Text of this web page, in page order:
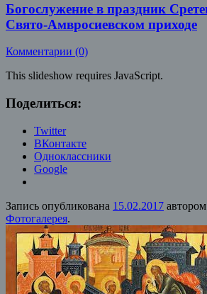
Богослужение в праздник
Свято-Амвросиевском приходе
Комментарии (0)
This slideshow requires JavaScript.
Поделиться:
Twitter
ВКонтакте
Одноклассники
Google
Запись опубликована 15.02.2017 автором
Фотогалерея.